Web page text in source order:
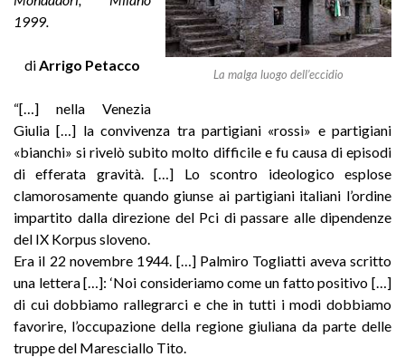
La malga luogo dell’eccidio
1999.
di Arrigo Petacco
“[…] nella Venezia
Giulia […] la convivenza tra partigiani «rossi» e partigiani
«bianchi» si rivelò subito molto difficile e fu causa di episodi
di efferata gravità. […] Lo scontro ideologico esplose
clamorosamente quando giunse ai partigiani italiani l’ordine
impartito dalla direzione del Pci di passare alle dipendenze
del IX Korpus sloveno.
Era il 22 novembre 1944. […] Palmiro Togliatti aveva scritto
una lettera […]: ‘Noi consideriamo come un fatto positivo […]
di cui dobbiamo rallegrarci e che in tutti i modi dobbiamo
favorire, l’occupazione della regione giuliana da parte delle
truppe del Maresciallo Tito.